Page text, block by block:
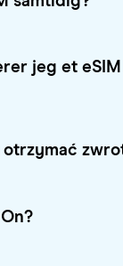
jeg et
otrzymać